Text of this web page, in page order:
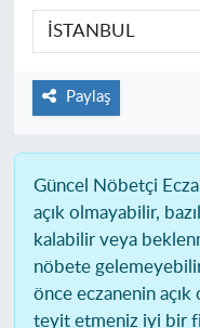
Paylaş
Güncel Nöbetçi
açık olmayabilir,
kalabilir veya
nöbete
önce eczanenin açık
teyit etmeniz iyi bir